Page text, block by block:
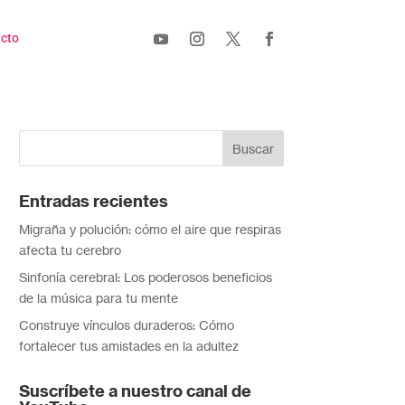
Entradas recientes
Migraña y polución: cómo el aire que respiras
afecta tu cerebro
Sinfonía cerebral: Los poderosos beneficios
de la música para tu mente
Construye vínculos duraderos: Cómo
fortalecer tus amistades en la adultez
Suscríbete a nuestro canal de